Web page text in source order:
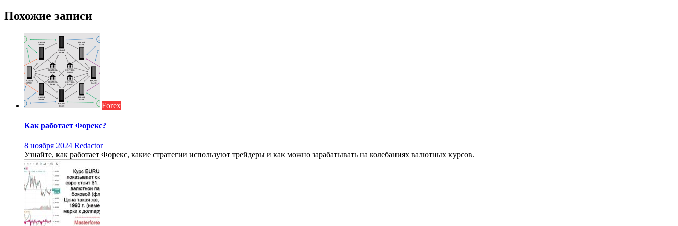
записям
Похожие записи
Forex
Как работает Форекс?
8 ноября 2024 Redactor
Узнайте, как работает Форекс, какие стратегии используют трейдеры и как можно зарабатывать на колебаниях валютных курсов.